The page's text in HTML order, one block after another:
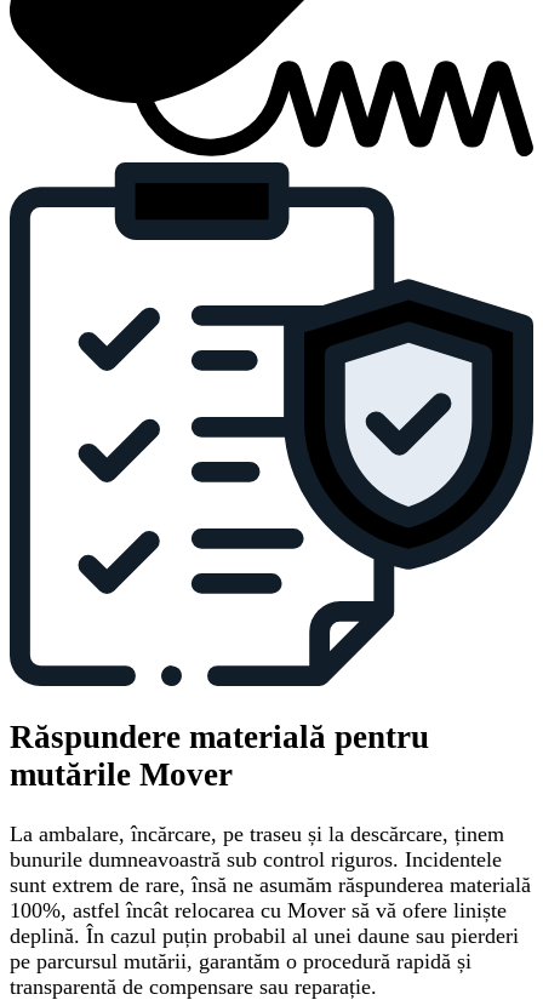
Răspundere materială pentru
mutările Mover
La ambalare, încărcare, pe traseu și la descărcare, ținem
bunurile dumneavoastră sub control riguros. Incidentele
sunt extrem de rare, însă ne asumăm răspunderea materială
100%, astfel încât relocarea cu Mover să vă ofere liniște
deplină. În cazul puțin probabil al unei daune sau pierderi
pe parcursul mutării, garantăm o procedură rapidă și
transparentă de compensare sau reparație.